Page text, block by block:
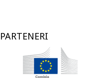
PARTENERI